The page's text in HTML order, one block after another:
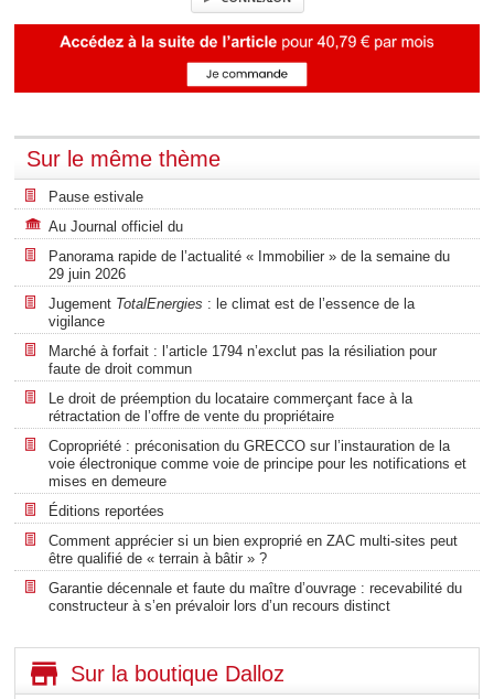
Sur le même thème
Pause estivale
Au Journal officiel du
Panorama rapide de l’actualité « Immobilier » de la semaine du
29 juin 2026
Jugement TotalEnergies : le climat est de l’essence de la
vigilance
Marché à forfait : l’article 1794 n’exclut pas la résiliation pour
faute de droit commun
Le droit de préemption du locataire commerçant face à la
rétractation de l’offre de vente du propriétaire
Copropriété : préconisation du GRECCO sur l’instauration de la
voie électronique comme voie de principe pour les notifications et
mises en demeure
Éditions reportées
Comment apprécier si un bien exproprié en ZAC multi-sites peut
être qualifié de « terrain à bâtir » ?
Garantie décennale et faute du maître d’ouvrage : recevabilité du
constructeur à s’en prévaloir lors d’un recours distinct
Sur la boutique Dalloz